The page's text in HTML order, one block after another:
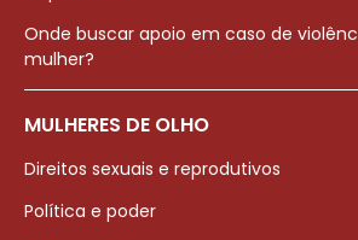
Onde buscar apoio em caso de
mulher?
MULHERES DE OLHO
Direitos sexuais e reprodutivos
Política e poder